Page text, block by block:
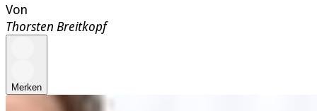
Von
Thorsten Breitkopf
Merken